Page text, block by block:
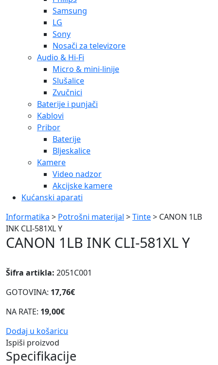
Samsung
LG
Sony
Nosači za televizore
Audio & Hi-Fi
Micro & mini-linije
Slušalice
Zvučnici
Baterije i punjači
Kablovi
Pribor
Baterije
Bljeskalice
Kamere
Video nadzor
Akcijske kamere
Kućanski aparati
Informatika > Potrošni materijal >Tinte> CANON 1LB
INK CLI-581XL Y
CANON 1LB INK CLI-581XL Y
Šifra artikla: 2051C001
GOTOVINA: 17,76€
NA RATE: 19,00€
Dodaj u košaricu
Ispiši proizvod
Specifikacije